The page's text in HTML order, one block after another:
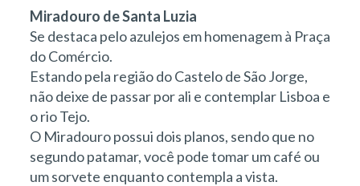
Miradouro de Santa Luzia
Se destaca pelo azulejos em homenagem à Praça
do Comércio.
Estando pela região do Castelo de São Jorge,
não deixe de passar por ali e contemplar Lisboa e
o rio Tejo.
O Miradouro possui dois planos, sendo que no
segundo patamar, você pode tomar um café ou
um sorvete enquanto contempla a vista.